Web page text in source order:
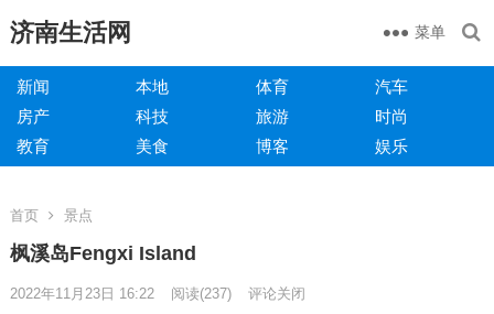
济南生活网 菜单
新闻 本地 体育
汽车
房产
科技 旅游
时尚
教育
美食 博客 娱乐
首页 景点
枫溪岛Fengxi Island
2022年11月23日 16:22 阅读(237) 评论关闭